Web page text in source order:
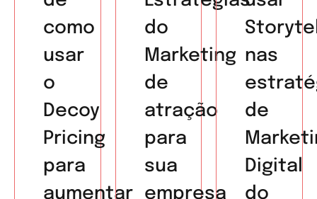
como
usar
o
Decoy
Pricing
para
aumentar
do
Marketing
de
atração
para
sua
empresa
nas
de
Digital
do